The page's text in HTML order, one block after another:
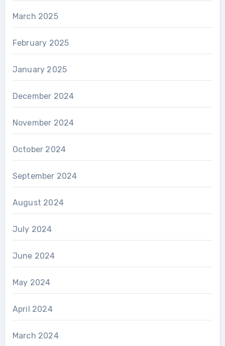
March 2025
February 2025
January 2025
December 2024
November 2024
October 2024
September 2024
August 2024
July 2024
June 2024
May 2024
April 2024
March 2024